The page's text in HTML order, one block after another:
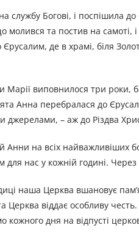
службу Богові, і поспішила
та постив на самоті,
де в храмі, біля
виповнилося три роки,
Анна перебралася до
джерелами, – аж до Різдва
на всіх найважливіших
для нас у кожній годині.
наша Церква вшановує
Церква віддає особливу
кожного дня на відпусті